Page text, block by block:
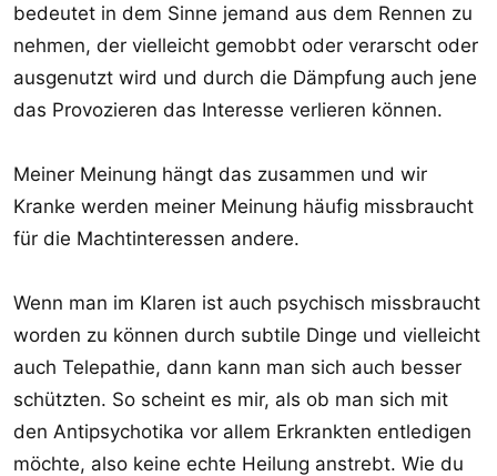
bedeutet in dem Sinne jemand aus dem Rennen zu
nehmen, der vielleicht gemobbt oder verarscht oder
ausgenutzt wird und durch die Dämpfung auch jene
das Provozieren das Interesse verlieren können.
Meiner Meinung hängt das zusammen und wir
Kranke werden meiner Meinung häufig missbraucht
für die Machtinteressen andere.
Wenn man im Klaren ist auch psychisch missbraucht
worden zu können durch subtile Dinge und vielleicht
auch Telepathie, dann kann man sich auch besser
schützten. So scheint es mir, als ob man sich mit
den Antipsychotika vor allem Erkrankten entledigen
möchte, also keine echte Heilung anstrebt. Wie du